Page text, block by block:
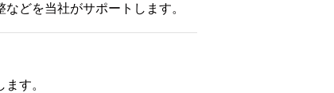
どを当社がサポートします。
す。